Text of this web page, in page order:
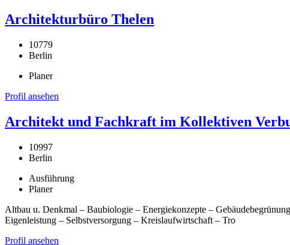
Architekturbüro Thelen
10779
Berlin
Planer
Profil ansehen
Architekt und Fachkraft im Kollektiven
10997
Berlin
Ausführung
Planer
Altbau u. Denkmal – Baubiologie – Energiekonzepte –
Eigenleistung – Selbstversorgung – Kreislaufwirtschaft – Tro
Profil ansehen